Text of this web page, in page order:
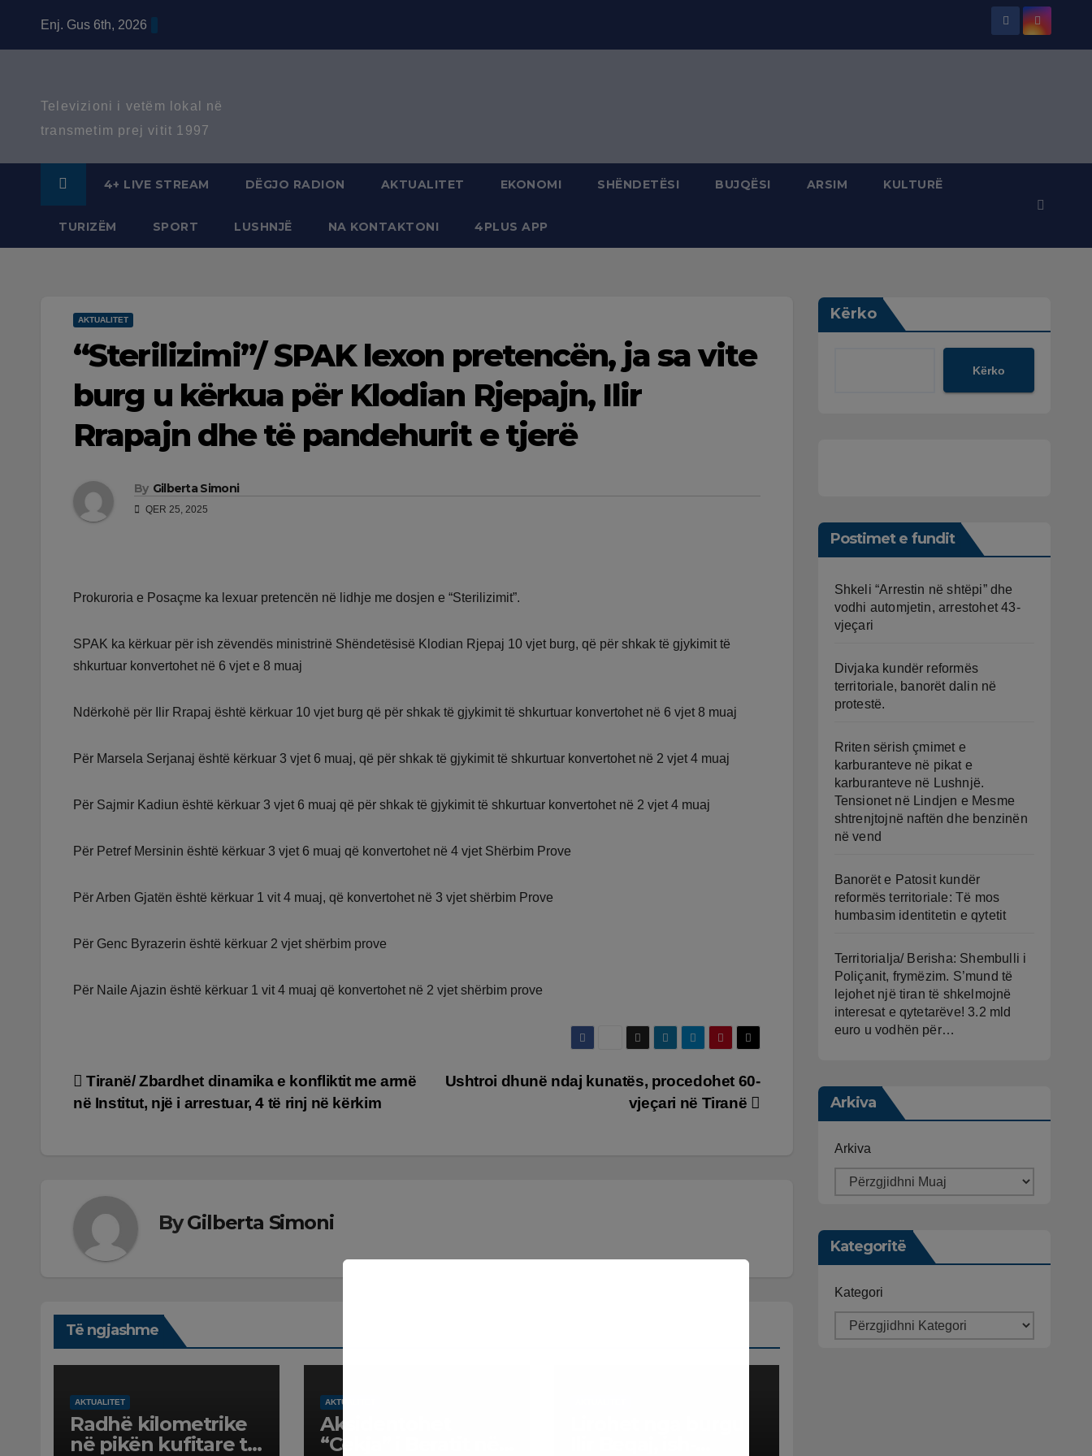
Enj. Gus 6th, 2026
Televizioni i vetëm lokal në
transmetim prej vitit 1997
4+ LIVE STREAM DËGJO RADION AKTUALITET EKONOMI SHËNDETËSI BUJQËSI ARSIM KULTURË
TURIZËM SPORT LUSHNJË NA KONTAKTONI 4PLUS APP
AKTUALITET
“Sterilizimi”/ SPAK lexon pretencën, ja sa vite
burg u kërkua për Klodian Rjepajn, Ilir
Rrapajn dhe të pandehurit e tjerë
By Gilberta Simoni
QER 25, 2025
Prokuroria e Posaçme ka lexuar pretencën në lidhje me dosjen e “Sterilizimit”.
SPAK ka kërkuar për ish zëvendës ministrinë Shëndetësisë Klodian Rjepaj 10 vjet burg, që për shkak të gjykimit të
shkurtuar konvertohet në 6 vjet e 8 muaj
Ndërkohë për Ilir Rrapaj është kërkuar 10 vjet burg që për shkak të gjykimit të shkurtuar konvertohet në 6 vjet 8 muaj
Për Marsela Serjanaj është kërkuar 3 vjet 6 muaj, që për shkak të gjykimit të shkurtuar konvertohet në 2 vjet 4 muaj
Për Sajmir Kadiun është kërkuar 3 vjet 6 muaj që për shkak të gjykimit të shkurtuar konvertohet në 2 vjet 4 muaj
Për Petref Mersinin është kërkuar 3 vjet 6 muaj që konvertohet në 4 vjet Shërbim Prove
Për Arben Gjatën është kërkuar 1 vit 4 muaj, që konvertohet në 3 vjet shërbim Prove
Për Genc Byrazerin është kërkuar 2 vjet shërbim prove
Për Naile Ajazin është kërkuar 1 vit 4 muaj që konvertohet në 2 vjet shërbim prove
Lëvizje
Ushtroi dhunë ndaj kunatës, procedohet 60-
vjeçari në Tiranë
Tiranë/ Zbardhet dinamika e konfliktit me armë
në Institut, një i arrestuar, 4 të rinj në kërkim
ByGilberta Simoni
Të ngjashme
AKTUALITET
Radhë kilometrike
në pikën kufitare të
AKTUALITET
Aksidentohet
“Cekja” i Beratit në
Kërko
Kërko
Postimet e fundit
Shkeli “Arrestin në shtëpi” dhe
vodhi automjetin, arrestohet 43-
vjeçari
Divjaka kundër reformës
territoriale, banorët dalin në
protestë.
Rriten sërish çmimet e
karburanteve në pikat e
karburanteve në Lushnjë.
Tensionet në Lindjen e Mesme
shtrenjtojnë naftën dhe benzinën
në vend
Banorët e Patosit kundër
reformës territoriale: Të mos
humbasim identitetin e qytetit
Territorialja/ Berisha: Shembulli i
Poliçanit, frymëzim. S’mund të
lejohet një tiran të shkelmojnë
interesat e qytetarëve! 3.2 mld
euro u vodhën për…
Arkiva
Arkiva
Kategoritë
Kategori